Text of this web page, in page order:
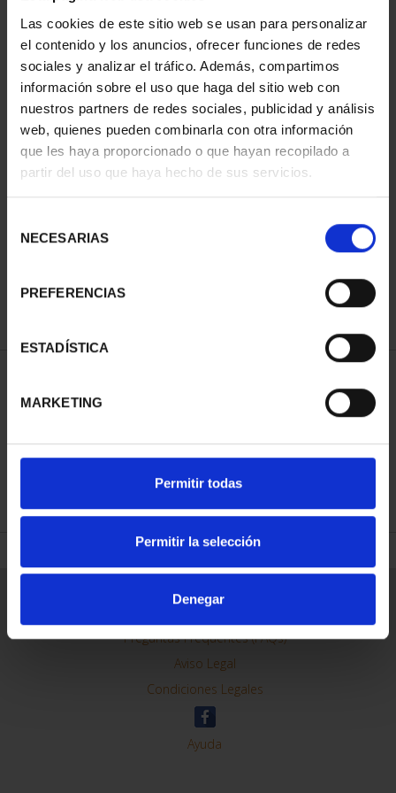
Las cookies de este sitio web se usan para personalizar
el contenido y los anuncios, ofrecer funciones de redes
sociales y analizar el tráfico. Además, compartimos
información sobre el uso que haga del sitio web con
nuestros partners de redes sociales, publicidad y análisis
web, quienes pueden combinarla con otra información
que les haya proporcionado o que hayan recopilado a
partir del uso que haya hecho de sus servicios.
NECESARIAS
PREFERENCIAS
ESTADÍSTICA
MARKETING
Permitir todas
Permitir la selección
Denegar
PATRIMONIO
NACIONAL II - PALACIO
73,00 €
REFINAR
Información General
Contacto
Preguntas Frequentes (FAQs)
Aviso Legal
Condiciones Legales
Ayuda